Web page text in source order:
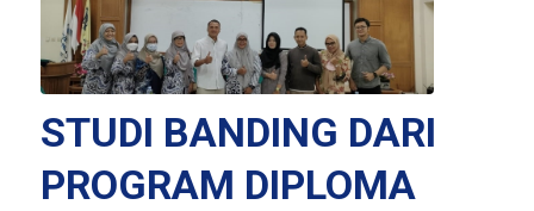
STUDI BANDING DARI
PROGRAM DIPLOMA